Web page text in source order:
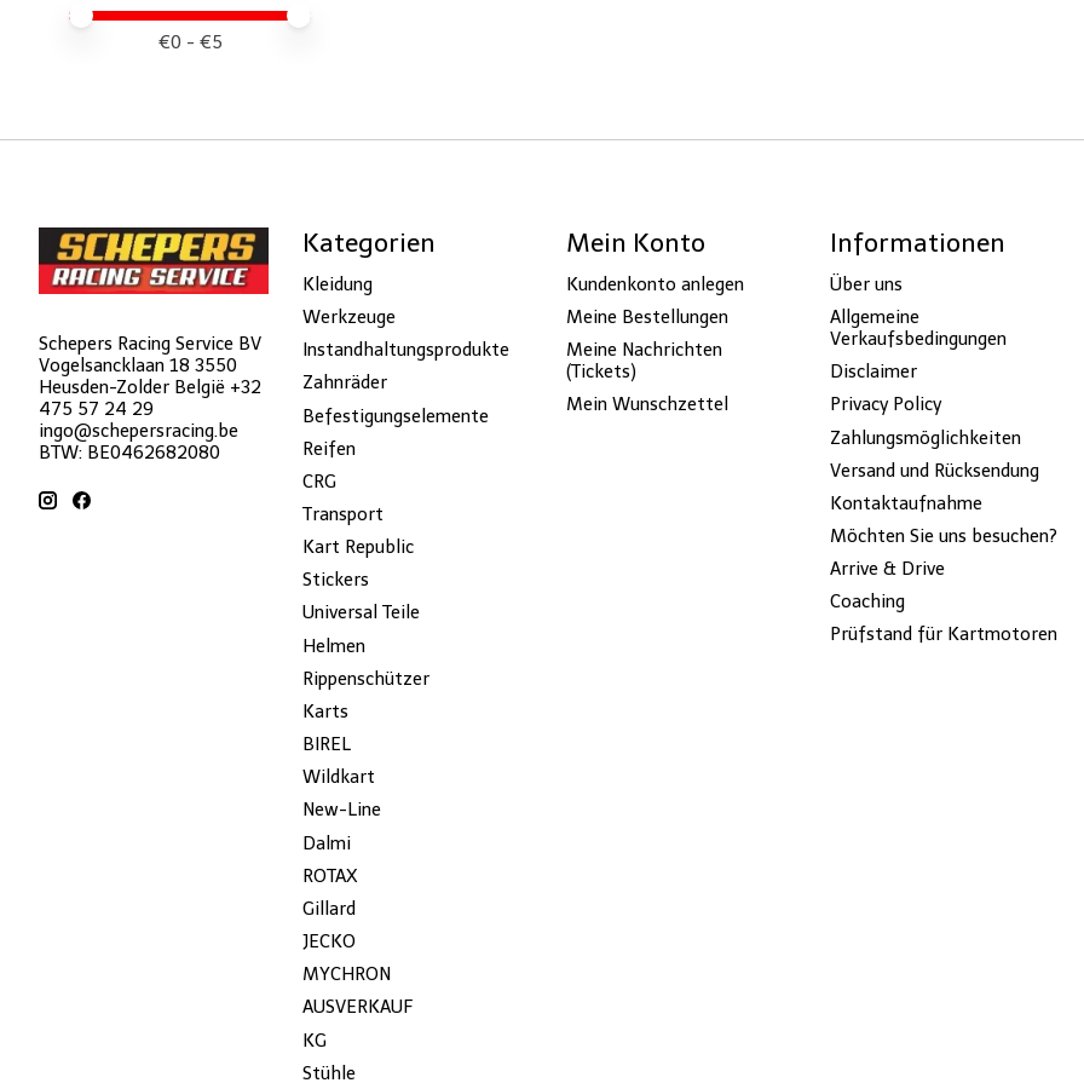
Preis – Mindestwert
Price maximum value
€0 - €5
Schepers Racing Service BV
Vogelsancklaan 18 3550
Heusden-Zolder België +32
475 57 24 29
ingo@schepersracing.be
BTW: BE0462682080
Kategorien
Kleidung
Werkzeuge
Instandhaltungsprodukte
Zahnräder
Befestigungselemente
Reifen
CRG
Transport
Kart Republic
Stickers
Universal Teile
Helmen
Rippenschützer
Karts
BIREL
Wildkart
New-Line
Dalmi
ROTAX
Gillard
JECKO
MYCHRON
AUSVERKAUF
KG
Stühle
Mein Konto
Kundenkonto anlegen
Meine Bestellungen
Meine Nachrichten
(Tickets)
Mein Wunschzettel
Informationen
Über uns
Allgemeine
Verkaufsbedingungen
Disclaimer
Privacy Policy
Zahlungsmöglichkeiten
Versand und Rücksendung
Kontaktaufnahme
Möchten Sie uns besuchen?
Arrive & Drive
Coaching
Prüfstand für Kartmotoren